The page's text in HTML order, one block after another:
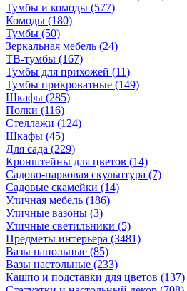
Тумбы и комоды (577)
Комоды (180)
Тумбы (50)
Зеркальная мебель (24)
ТВ-тумбы (167)
Тумбы для прихожей (11)
Тумбы прикроватные (149)
Шкафы (285)
Полки (116)
Стеллажи (124)
Шкафы (45)
Для сада (229)
Кронштейны для цветов (14)
Садово-парковая скульптура (7)
Садовые скамейки (14)
Уличная мебель (186)
Уличные вазоны (3)
Уличные светильники (5)
Предметы интерьера (3481)
Вазы напольные (85)
Вазы настольные (233)
Кашпо и подставки для цветов (137)